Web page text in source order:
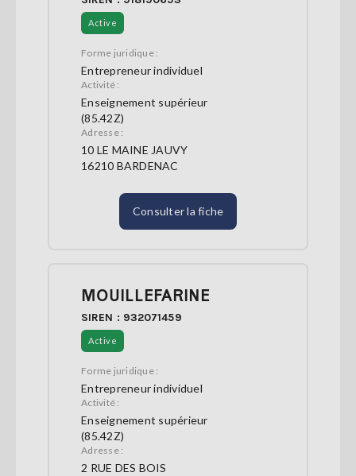
Active
Forme juridique :
Entrepreneur individuel
Activité :
Enseignement supérieur
(85.42Z)
Adresse :
10 LE MAINE JAUVY
16210 BARDENAC
Consulter la fiche
MOUILLEFARINE
SIREN : 932071459
Active
Forme juridique :
Entrepreneur individuel
Activité :
Enseignement supérieur
(85.42Z)
Adresse :
2 RUE DES BOIS